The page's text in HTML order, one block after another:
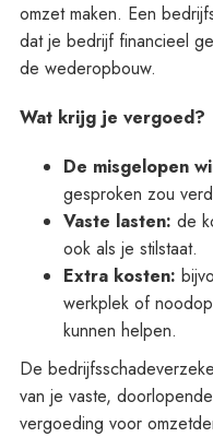
omzet maken. Een
dat je bedrijf financieel
de wederopbouw.
Wat krijg je vergoed?
De misgelopen
gesproken zou
Vaste lasten: de
ook als je stilstaat.
Extra kosten:
werkplek of
kunnen helpen.
De
van je vaste,
vergoeding voor